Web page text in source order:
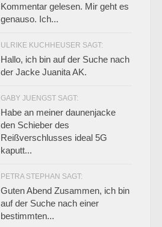
Kommentar gelesen. Mir geht es
genauso. Ich...
ULRIKE KUCHHEUSER SAGT:
Hallo, ich bin auf der Suche nach
der Jacke Juanita AK.
GABY JUENGST SAGT:
Habe an meiner daunenjacke
den Schieber des
Reißverschlusses ideal 5G
kaputt...
PETRA STEPHAN SAGT:
Guten Abend Zusammen, ich bin
auf der Suche nach einer
bestimmten...